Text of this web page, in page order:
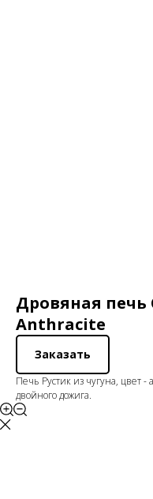
Дровяная печь
Anthracite
Заказать
Печь Рустик из чугуна, цвет -
двойного дожига.